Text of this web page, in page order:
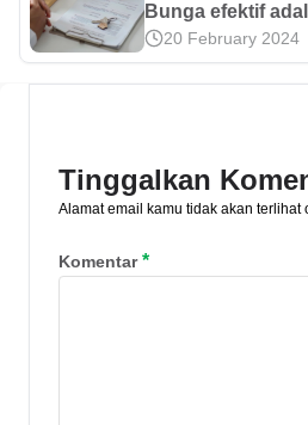
Bunga efektif
dihitung menurut
yang belum
20 February 2024
Tinggalkan
Alamat email kamu tidak akan
Komentar*